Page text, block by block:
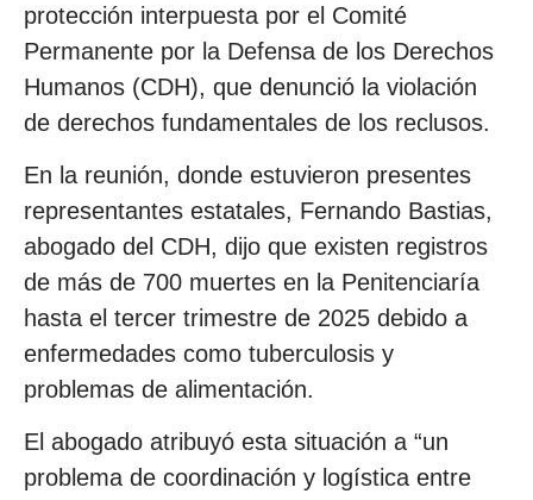
protección interpuesta por el Comité
Permanente por la Defensa de los Derechos
Humanos (CDH), que denunció la violación
de derechos fundamentales de los reclusos.
En la reunión, donde estuvieron presentes
representantes estatales, Fernando Bastias,
abogado del CDH, dijo que existen registros
de más de 700 muertes en la Penitenciaría
hasta el tercer trimestre de 2025 debido a
enfermedades como tuberculosis y
problemas de alimentación.
El abogado atribuyó esta situación a “un
problema de coordinación y logística entre